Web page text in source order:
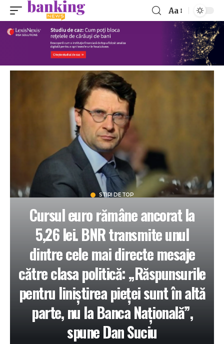
Aa
STIRI DE TOP
Cursul euro rămâne ancorat la
5,26 lei. BNR transmite unul
dintre cele mai directe mesaje
către clasa politică: „Răspunsurile
pentru liniștirea pieţei sunt în altă
parte, nu la Banca Naţională”,
spune Dan Suciu